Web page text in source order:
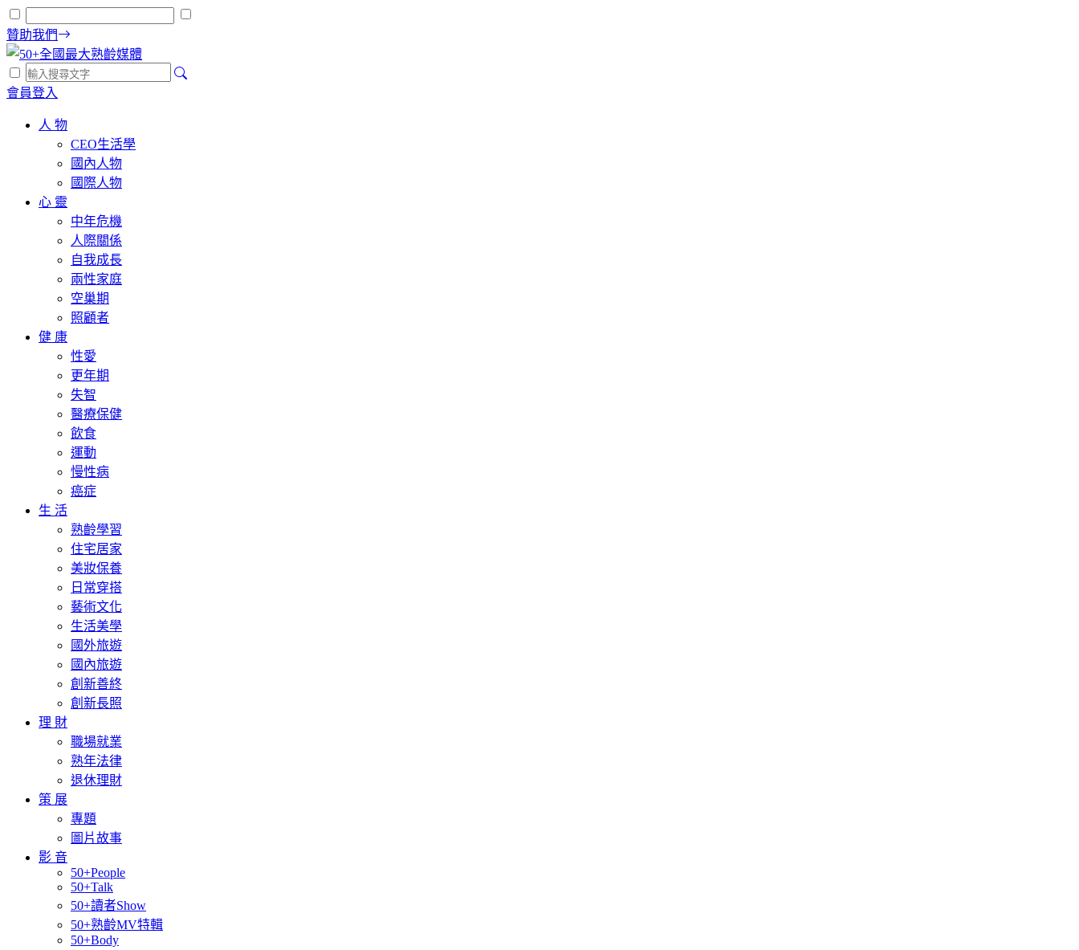
贊助我們
會員登入
人 物
CEO生活學
國內人物
國際人物
心 靈
中年危機
人際關係
自我成長
兩性家庭
空巢期
照顧者
健 康
性愛
更年期
失智
醫療保健
飲食
運動
慢性病
癌症
生 活
熟齡學習
住宅居家
美妝保養
日常穿搭
藝術文化
生活美學
國外旅遊
國內旅遊
創新善終
創新長照
理 財
職場就業
熟年法律
退休理財
策 展
專題
圖片故事
影 音
50+People
50+Talk
50+讀者Show
50+熟齡MV特輯
50+Body